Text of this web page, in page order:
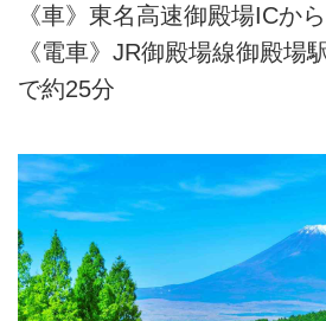
《車》東名高速御殿場ICか
《電車》JR御殿場線御殿場
で約25分